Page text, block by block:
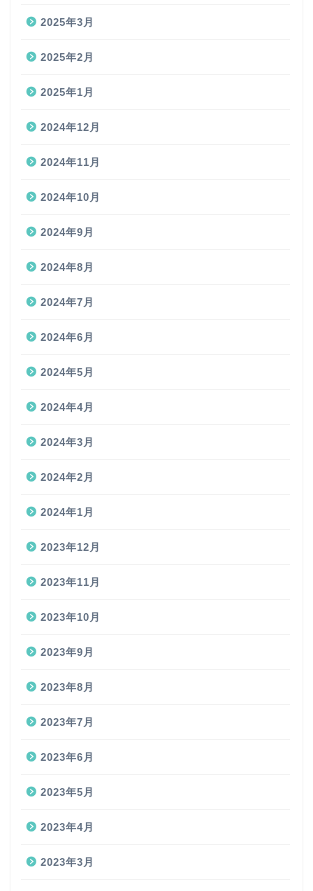
2025年3月
2025年2月
2025年1月
2024年12月
2024年11月
2024年10月
2024年9月
2024年8月
2024年7月
2024年6月
2024年5月
2024年4月
2024年3月
2024年2月
2024年1月
2023年12月
2023年11月
2023年10月
2023年9月
2023年8月
2023年7月
2023年6月
2023年5月
2023年4月
2023年3月